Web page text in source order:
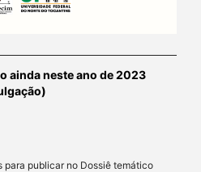
ainda neste ano de 2023
publicar no Dossiê temático